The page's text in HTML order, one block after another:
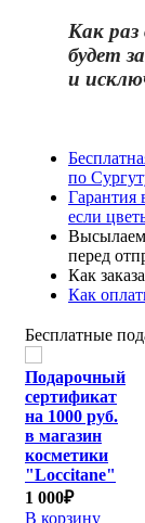
Как
будет
и
по
Гарантия
если
Высылаем
перед
Как
Как
Бесплатные
Подарочный
сертификат
на 1000 руб.
в магазин
косметики
"Loccitane"
1 000₽
В корзину